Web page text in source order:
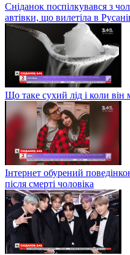
Сніданок поспілкувався з
автівки, що вилетіла в
Що таке сухий лід і коли
Інтернет обурений
після смерті чоловіка